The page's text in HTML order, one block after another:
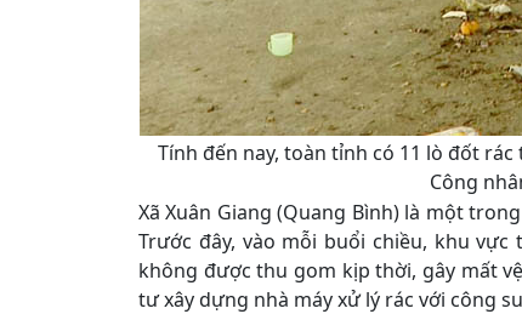
Tính đến nay, toàn tỉnh có 11 lò đốt
Công
Xã Xuân Giang (Quang Bình) là một
Trước đây, vào mỗi buổi chiều, khu
không được thu gom kịp thời, gây mất
tư xây dựng nhà máy xử lý rác với công